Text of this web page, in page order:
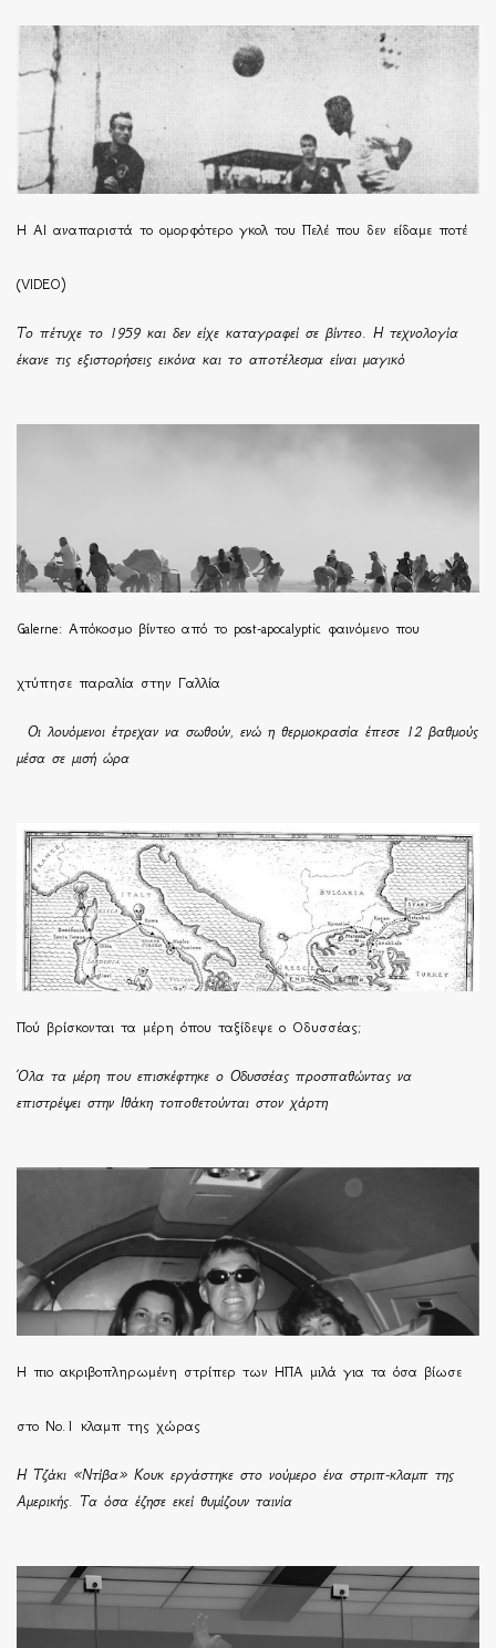
Η ΑΙ αναπαριστά το ομορφότερο γκολ του Πελέ που δεν είδαμε ποτέ
(VIDEO)
Το πέτυχε το 1959 και δεν είχε καταγραφεί σε βίντεο. Η τεχνολογία
έκανε τις εξιστορήσεις εικόνα και το αποτέλεσμα είναι μαγικό
Galerne: Απόκοσμο βίντεο από το post-apocalyptic φαινόμενο που
χτύπησε παραλία στην Γαλλία
Οι λουόμενοι έτρεχαν να σωθούν, ενώ η θερμοκρασία έπεσε 12 βαθμούς
μέσα σε μισή ώρα
Πού βρίσκονται τα μέρη όπου ταξίδεψε ο Οδυσσέας;
Όλα τα μέρη που επισκέφτηκε ο Οδυσσέας προσπαθώντας να
επιστρέψει στην Ιθάκη τοποθετούνται στον χάρτη
H πιο ακριβοπληρωμένη στρίπερ των ΗΠΑ μιλά για τα όσα βίωσε
στο Νο.1 κλαμπ της χώρας
Η Τζάκι «Ντίβα» Κουκ εργάστηκε στο νούμερο ένα στριπ-κλαμπ της
Αμερικής. Τα όσα έζησε εκεί θυμίζουν ταινία